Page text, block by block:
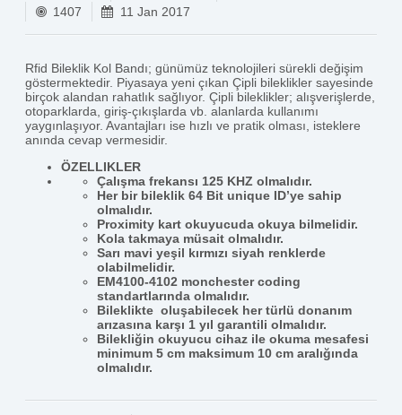
1407
11 Jan 2017
Rfid Bileklik Kol Bandı; günümüz teknolojileri sürekli değişim
göstermektedir. Piyasaya yeni çıkan Çipli bileklikler sayesinde
birçok alandan rahatlık sağlıyor. Çipli bileklikler; alışverişlerde,
otoparklarda, giriş-çıkışlarda vb. alanlarda kullanımı
yaygınlaşıyor. Avantajları ise hızlı ve pratik olması, isteklere
anında cevap vermesidir.
ÖZELLIKLER
Çalışma frekansı 125 KHZ olmalıdır.
Her bir bileklik 64 Bit unique ID’ye sahip
olmalıdır.
Proximity kart okuyucuda okuya bilmelidir.
Kola takmaya müsait olmalıdır.
Sarı mavi yeşil kırmızı siyah renklerde
olabilmelidir.
EM4100-4102 monchester coding
standartlarında olmalıdır.
Bileklikte oluşabilecek her türlü donanım
arızasına karşı 1 yıl garantili olmalıdır.
Bilekliğin okuyucu cihaz ile okuma mesafesi
minimum 5 cm maksimum 10 cm aralığında
olmalıdır.